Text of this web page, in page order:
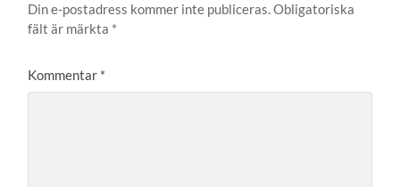
Din e-postadress kommer inte publiceras.Obligatoriska
fält är märkta *
Kommentar *